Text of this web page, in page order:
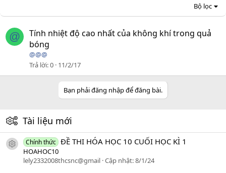
Bộ lọc
@
Tính nhiệt độ cao nhất của không khí trong quả
bóng
@@@
Trả lời 0 11/2/17
Bạn phải đăng nhập để đăng bài.
Tài liệu mới
icon tài liệu
Chính thức ĐỀ THI HÓA HỌC 10 CUỐI HỌC KÌ 1
HOAHOC10
lely2332008thcsnc@gmail Cập nhật:8/1/24